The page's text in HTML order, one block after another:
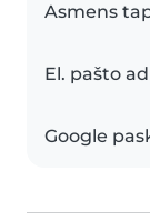
Asmens
El. pašto
Google